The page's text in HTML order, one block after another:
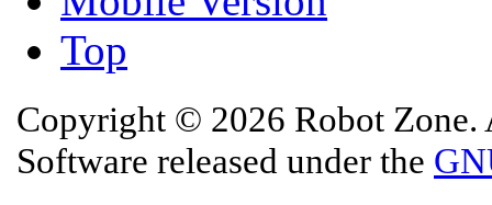
Top
Copyright © 2026 Robot Zone.
Software released under the